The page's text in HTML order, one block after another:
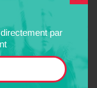
par
perfectible du
et de
sont